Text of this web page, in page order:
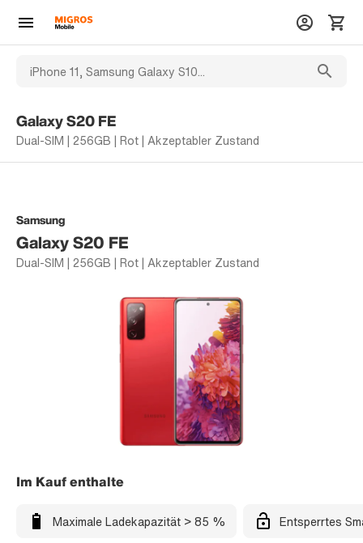
Galaxy S20 FE
Dual-SIM | 256GB | Rot | Akzeptabler Zustand
Samsung
Galaxy S20 FE
Dual-SIM | 256GB | Rot | Akzeptabler Zustand
Im Kauf enthalte
Maximale Ladekapazität > 85 % Entsperrtes